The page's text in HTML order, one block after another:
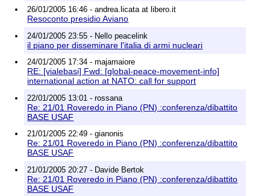
26/01/2005 16:46 - andrea.licata at libero.it
Resoconto presidio Aviano
24/01/2005 23:55 - Nello peacelink
il piano per disseminare l'italia di armi nucleari
24/01/2005 17:34 - majamaiore
RE: [vialebasi] Fwd: [global-peace-movement-info]
international action at NATO: call for support
22/01/2005 13:01 - rossana
Re: 21/01 Roveredo in Piano (PN) :conferenza/dibattito
BASE USAF
21/01/2005 22:49 - gianonis
Re: 21/01 Roveredo in Piano (PN) :conferenza/dibattito
BASE USAF
21/01/2005 20:27 - Davide Bertok
Re: 21/01 Roveredo in Piano (PN) :conferenza/dibattito
BASE USAF